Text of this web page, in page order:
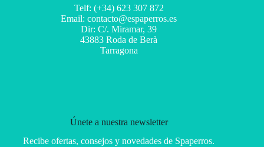
Telf: (+34) 623 307 872
Email: contacto@espaperros.es
Dir: C/. Miramar, 39
43883 Roda de Berà
Tarragona
Únete a nuestra newsletter
Recibe ofertas, consejos y novedades de Spaperros.